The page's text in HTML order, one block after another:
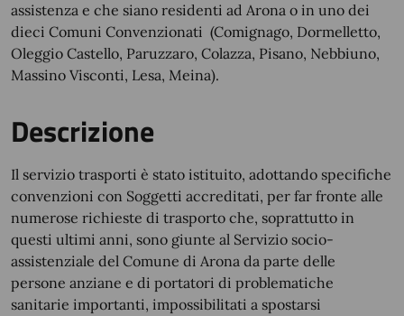
assistenza e che siano residenti ad Arona o in uno dei
dieci Comuni Convenzionati (Comignago, Dormelletto,
Oleggio Castello, Paruzzaro, Colazza, Pisano, Nebbiuno,
Massino Visconti, Lesa, Meina).
Descrizione
Il servizio trasporti è stato istituito, adottando specifiche
convenzioni con Soggetti accreditati, per far fronte alle
numerose richieste di trasporto che, soprattutto in
questi ultimi anni, sono giunte al Servizio socio-
assistenziale del Comune di Arona da parte delle
persone anziane e di portatori di problematiche
sanitarie importanti, impossibilitati a spostarsi